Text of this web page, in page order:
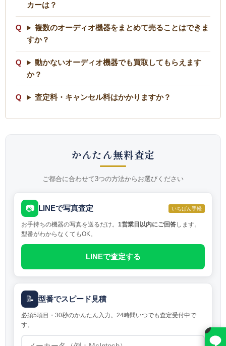
カーは？
複数のオーディオ機器をまとめて売ることはできま
すか？
動かないオーディオ機器でも買取してもらえます
か？
査定料・キャンセル料はかかりますか？
かんたん無料査定
ご都合に合わせて3つの方法からお選びください
📷 LINEで写真査定 いちばん手軽
お手持ちの機器の写真を送るだけ。 1営業日以内にご回答します。
型番がわからなくてもOK。
LINEで査定する
📝 型番でスピード見積
必須5項目・30秒のかんたん入力。24時間いつでも査定受付中で
す。
×